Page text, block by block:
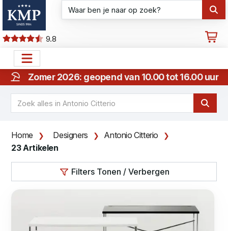
9.8
Zomer 2026: geopend van 10.00 tot 16.00 uur
Home Designers
Antonio Citterio
23 Artikelen
Filters Tonen / Verbergen